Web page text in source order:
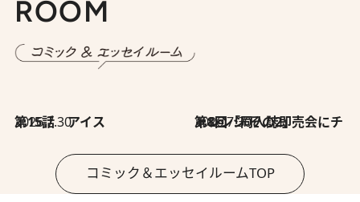
ROOM
2026.7.30
第15話 アイス 2026.7.30
第8回「同人誌即売会にチャレンジ その2」
コミック＆エッセイルームTOP